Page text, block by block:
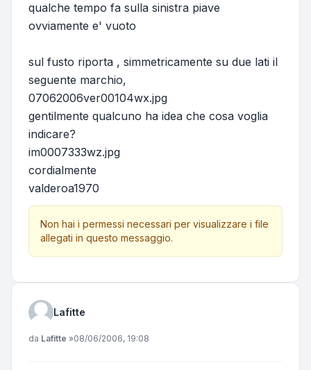
qualche tempo fa sulla sinistra piave
ovviamente e' vuoto
sul fusto riporta , simmetricamente su due lati il
seguente marchio,
07062006ver00104wx.jpg
gentilmente qualcuno ha idea che cosa voglia
indicare?
im0007333wz.jpg
cordialmente
valderoa1970
Non hai i permessi necessari per visualizzare i file
allegati in questo messaggio.
Lafitte
Messaggio
da Lafitte »08/06/2006, 19:08